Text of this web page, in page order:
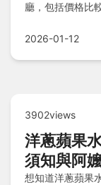
廳，包括價格比
攻略都能提供實
2026-01-12
3902views
洋蔥蘋果
須知與阿
想知道洋蔥蘋果